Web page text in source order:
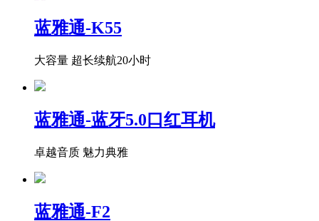
蓝雅通-K55
大容量 超长续航20小时
蓝雅通-蓝牙5.0口红耳机
卓越音质 魅力典雅
蓝雅通-F2